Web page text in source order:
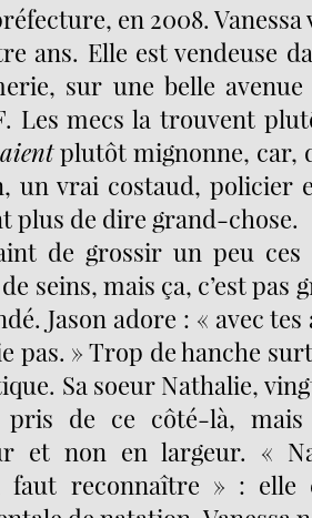
en 2008.
ans. Elle est vendeuse
sur une belle
Les mecs la trouvent
plutôt mignonne, car,
un vrai costaud, policier
plus de dire grand-chose.
de grossir un peu ces
seins, mais ça, c’est pas
Jason adore : « avec
pas. » Trop de hanche
Sa soeur Nathalie,
pris de ce côté-là,
et non en largeur. «
faut reconnaître » : elle